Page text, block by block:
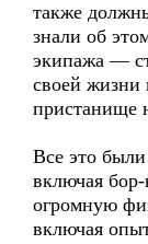
также
знали об
экипажа —
своей жизни
пристанище
Все это
включая
огромную
включая